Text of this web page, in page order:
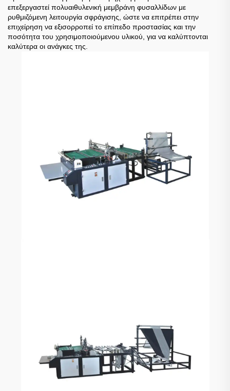
επεξεργαστεί πολυαιθυλενική μεμβράνη φυσαλλίδων με
ρυθμιζόμενη λειτουργία σφράγισης, ώστε να επιτρέπει στην
επιχείρηση να εξισορροπεί το επίπεδο προστασίας και την
ποσότητα του χρησιμοποιούμενου υλικού, για να καλύπτονται
καλύτερα οι ανάγκες της.